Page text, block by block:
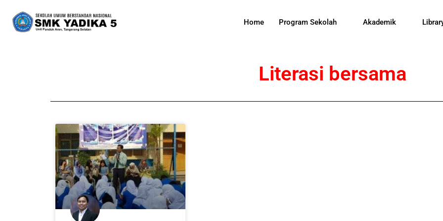
Home Program Sekolah Akademik
Literasi bersama